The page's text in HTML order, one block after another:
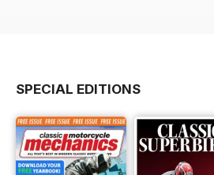
SPECIAL EDITIONS